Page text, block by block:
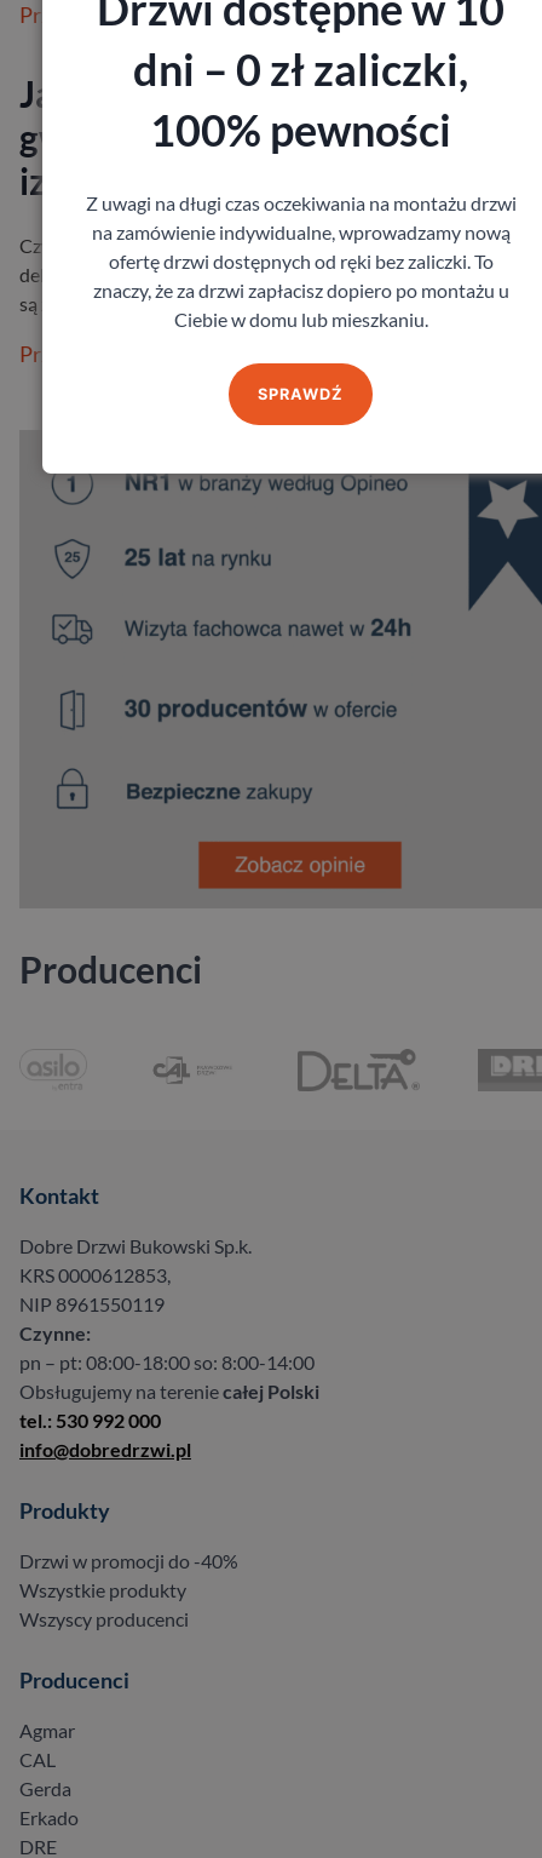
Przeczytaj więcej
Jaka grubość drzwi
gwarantuje bezpieczeństwo i
izolację?
Czy zdarzyło Ci się kiedyś poczuć, że od drzwi zewnętrznych
delikatnie ciągnie chłodem? Albo zauważyć, że mimo tego, że
są zamknięte, …
Przeczytaj więcej
Producenci
Kontakt
Dobre Drzwi Bukowski Sp.k.
KRS 0000612853,
NIP 8961550119
Czynne:
pn – pt: 08:00-18:00 so: 8:00-14:00
Obsługujemy na tereniecałej Polski
tel.: 530 992 000
info@dobredrzwi.pl
Produkty
Drzwi w promocji do -40%
Wszystkie produkty
Wszyscy producenci
Producenci
Agmar
CAL
Gerda
Erkado
DRE
dni – 0 zł zaliczki,
100% pewności
Z uwagi na długi czas oczekiwania na montażu drzwi
na zamówienie indywidualne, wprowadzamy nową
ofertę drzwi dostępnych od ręki bez zaliczki. To
znaczy, że za drzwi zapłacisz dopiero po montażu u
Ciebie w domu lub mieszkaniu.
SPRAWDŹ